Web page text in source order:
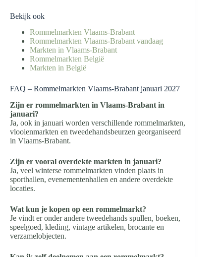
Bekijk ook
Rommelmarkten Vlaams-Brabant
Rommelmarkten Vlaams-Brabant vandaag
Markten in Vlaams-Brabant
Rommelmarkten België
Markten in België
FAQ – Rommelmarkten Vlaams-Brabant januari 2027
Zijn er rommelmarkten in Vlaams-Brabant in
januari?
Ja, ook in januari worden verschillende rommelmarkten,
vlooienmarkten en tweedehandsbeurzen georganiseerd
in Vlaams-Brabant.
Zijn er vooral overdekte markten in januari?
Ja, veel winterse rommelmarkten vinden plaats in
sporthallen, evenementenhallen en andere overdekte
locaties.
Wat kun je kopen op een rommelmarkt?
Je vindt er onder andere tweedehands spullen, boeken,
speelgoed, kleding, vintage artikelen, brocante en
verzamelobjecten.